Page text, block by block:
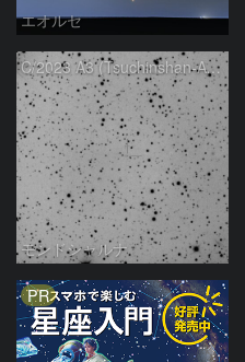
エオルセ
C/2023 A3 (Tsuchinshan-ATLAS)
モンドシャルナ
PR